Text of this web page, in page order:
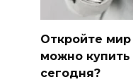
Откройте
можно купить
сегодня?